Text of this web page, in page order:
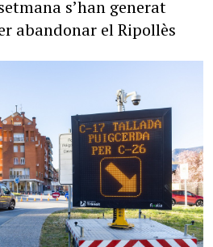
s’han generat
abandonar el Ripollès